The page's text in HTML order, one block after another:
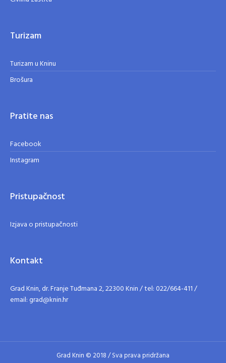
Turizam
Turizam u Kninu
Brošura
Pratite nas
Facebook
Instagram
Pristupačnost
Izjava o pristupačnosti
Kontakt
Grad Knin, dr. Franje Tuđmana 2, 22300 Knin / tel: 022/664-411 /
email: grad@knin.hr
Grad Knin © 2018 / Sva prava pridržana